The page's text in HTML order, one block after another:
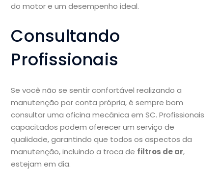
do motor e um desempenho ideal.
Consultando
Profissionais
Se você não se sentir confortável realizando a
manutenção por conta própria, é sempre bom
consultar uma oficina mecânica em SC. Profissionais
capacitados podem oferecer um serviço de
qualidade, garantindo que todos os aspectos da
manutenção, incluindo a troca de filtros de ar,
estejam em dia.